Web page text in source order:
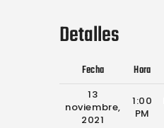
Detalles
Fecha Hora
13
noviembre,
2021
1:00
PM